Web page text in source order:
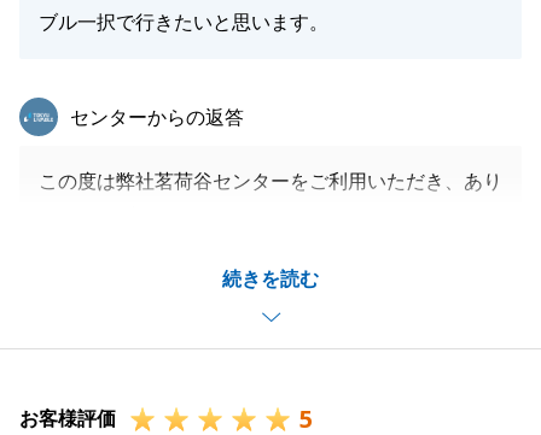
ブル一択で行きたいと思います。
続きを読む
東急リバブル
センターからの返答
この度は弊社茗荷谷センターをご利用いただき、あり
ご協力いただきましたお蔭様でスムーズにご決済まで
ご協力いただきありがとうございました。
すと幸いです。
お客様評価 5